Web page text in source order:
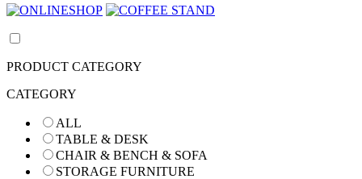
PRODUCT CATEGORY
CATEGORY
ALL
TABLE & DESK
CHAIR & BENCH & SOFA
STORAGE FURNITURE